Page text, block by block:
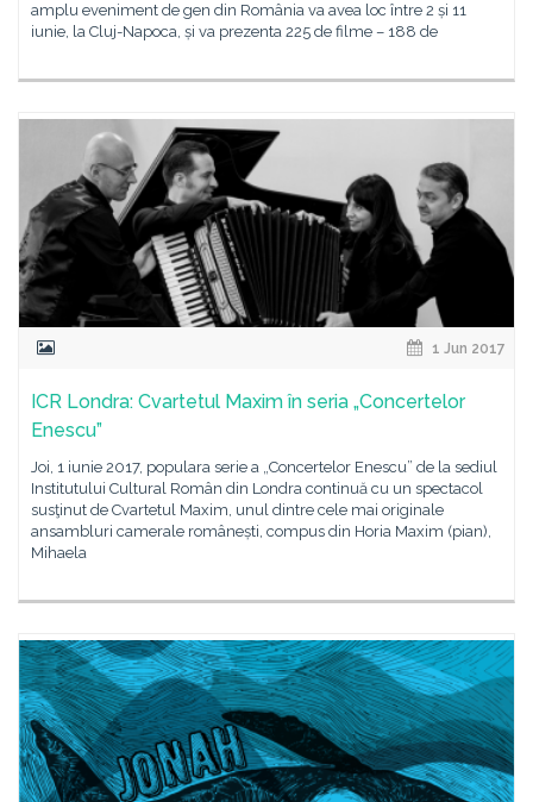
amplu eveniment de gen din România va avea loc între 2 și 11
iunie, la Cluj-Napoca, și va prezenta 225 de filme – 188 de
1 Jun 2017
ICR Londra: Cvartetul Maxim în seria „Concertelor
Enescu”
Joi, 1 iunie 2017, populara serie a „Concertelor Enescu” de la sediul
Institutului Cultural Român din Londra continuă cu un spectacol
susţinut de Cvartetul Maxim, unul dintre cele mai originale
ansambluri camerale românești, compus din Horia Maxim (pian),
Mihaela